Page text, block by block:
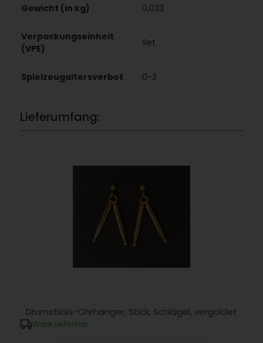
Gewicht (in kg) 0,033
Verpackungseinheit
(VPE)
Set
Spielzeugaltersverbot 0-3
Lieferumfang:
Drumsticks-Ohrhänger, Stick, Schlägel, vergoldet
Ware lieferbar